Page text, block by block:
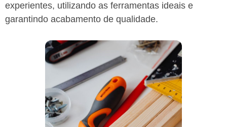
experientes, utilizando as ferramentas ideais e
garantindo acabamento de qualidade.